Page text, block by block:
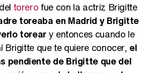
torerofue con la actriz Brigitte
toreaba en Madrid y Brigitte
toreary entonces cuando le
Brigitte que te quiere conocer, el
pendiente de Brigitte que del